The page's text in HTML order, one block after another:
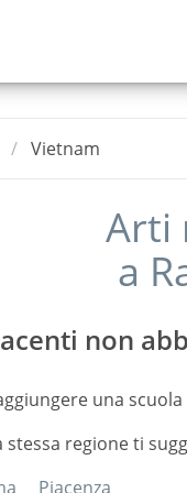
Vietnam
Arti
a
non
una
stessa regione ti
Piacenza